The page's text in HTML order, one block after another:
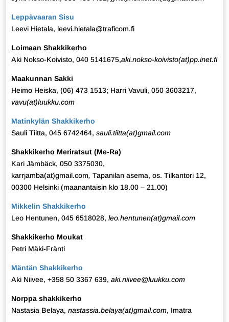
Leppävaaran Sisu
Leevi Hietala, leevi.hietala@traficom.fi
Loimaan Shakkikerho
Aki Nokso-Koivisto, 040 5141675,aki.nokso-koivisto(at)pp.inet.fi
Maakunnan Sakki
Heimo Heiska, (06) 473 1513; Harri Vavuli, 050 3603217,
vavu(at)luukku.com
Matinkylän Shakkikerho
Sauli Tiitta, 045 6742464, sauli.tiitta(at)gmail.com
Shakkikerho Meriratsut (Me-Ra)
Kari Jämbäck, 050 3375030,
karrjamba(at)gmail.com, Tapanilan asema, os. Tilkantori 12,
00300 Helsinki (maanantaisin klo 18.00 – 21.00)
Mikkelin Shakkikerho
Leo Hentunen, 045 6518028, leo.hentunen(at)gmail.com
Shakkikerho Moukat
Petri Mäki-Fränti
Mäntän Shakkikerho
Aki Niivee, +358 50 3367 639, aki.niivee@luukku.com
Norppa shakkikerho
Nastasia Belaya, nastassia.belaya(at)gmail.com, Imatra